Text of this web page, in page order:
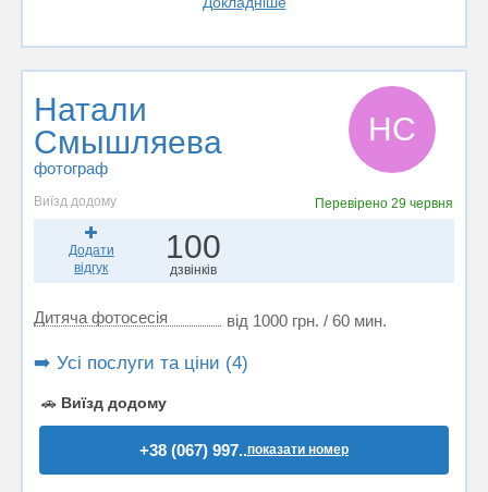
Натали
Смышляева
фотограф
НС
Виїзд додому Перевірено29 червня
Додати
відгук
100
дзвінків
Дитяча фотосесія від 1000 грн. / 60 мин.
➡️ Усі послуги та ціни (4)
🚗 Виїзд додому
+38 (067) 997..показати номер